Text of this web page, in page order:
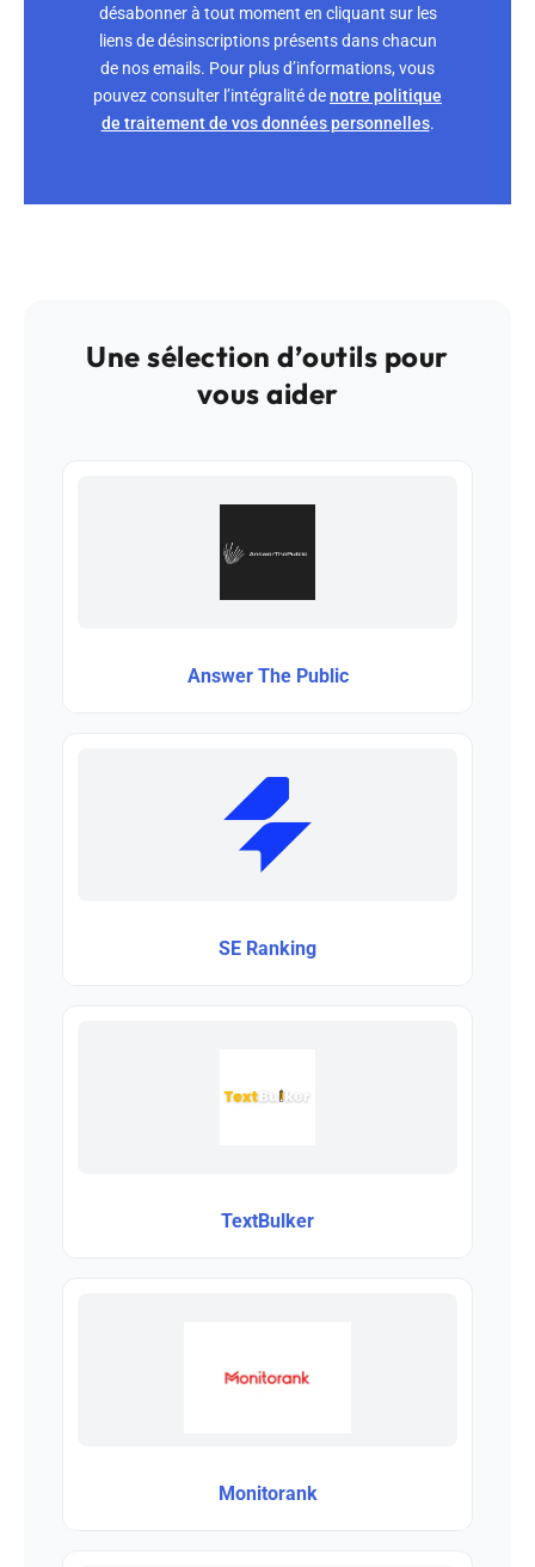
désabonner à tout moment en cliquant sur les
liens de désinscriptions présents dans chacun
de nos emails. Pour plus d’informations, vous
pouvez consulter l’intégralité denotre politique
de traitement de vos données personnelles.
Une sélection d’outils pour
vous aider
Answer The Public
SE Ranking
TextBulker
Monitorank